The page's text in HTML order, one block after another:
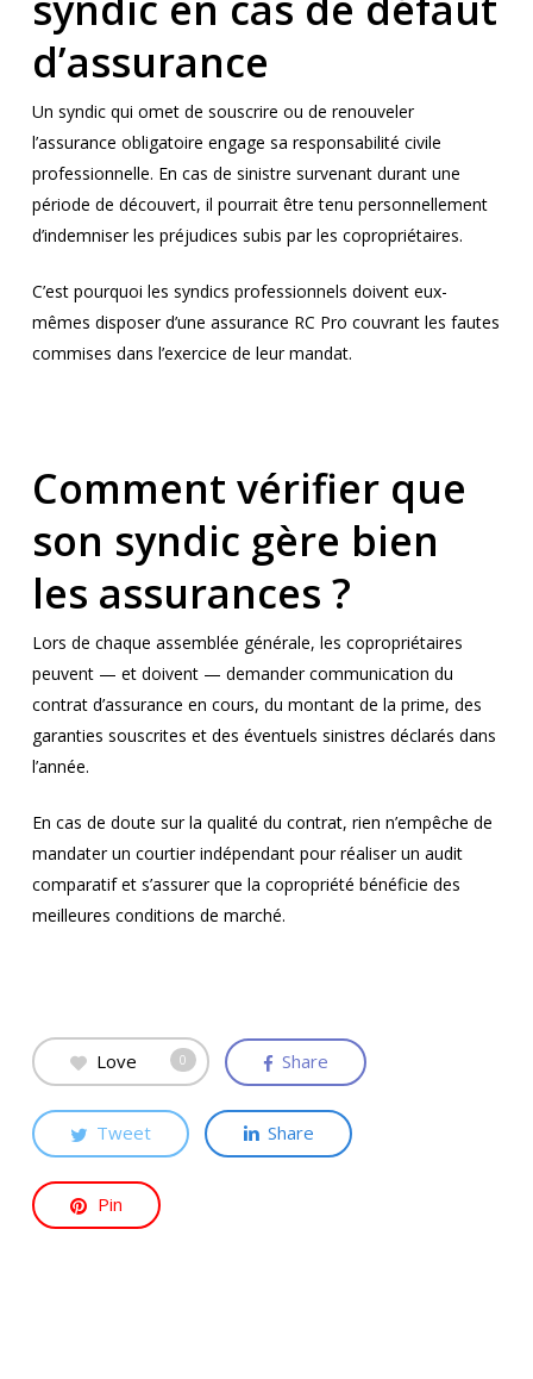
d’assurance
Un syndic qui omet de souscrire ou de renouveler
l’assurance obligatoire engage sa responsabilité civile
professionnelle. En cas de sinistre survenant durant une
période de découvert, il pourrait être tenu personnellement
d’indemniser les préjudices subis par les copropriétaires.
C’est pourquoi les syndics professionnels doivent eux-
mêmes disposer d’une assurance RC Pro couvrant les fautes
commises dans l’exercice de leur mandat.
Comment vérifier que
son syndic gère bien
les assurances ?
Lors de chaque assemblée générale, les copropriétaires
peuvent — et doivent — demander communication du
contrat d’assurance en cours, du montant de la prime, des
garanties souscrites et des éventuels sinistres déclarés dans
l’année.
En cas de doute sur la qualité du contrat, rien n’empêche de
mandater un courtier indépendant pour réaliser un audit
comparatif et s’assurer que la copropriété bénéficie des
meilleures conditions de marché.
Love 0 Share
Tweet Share
Pin